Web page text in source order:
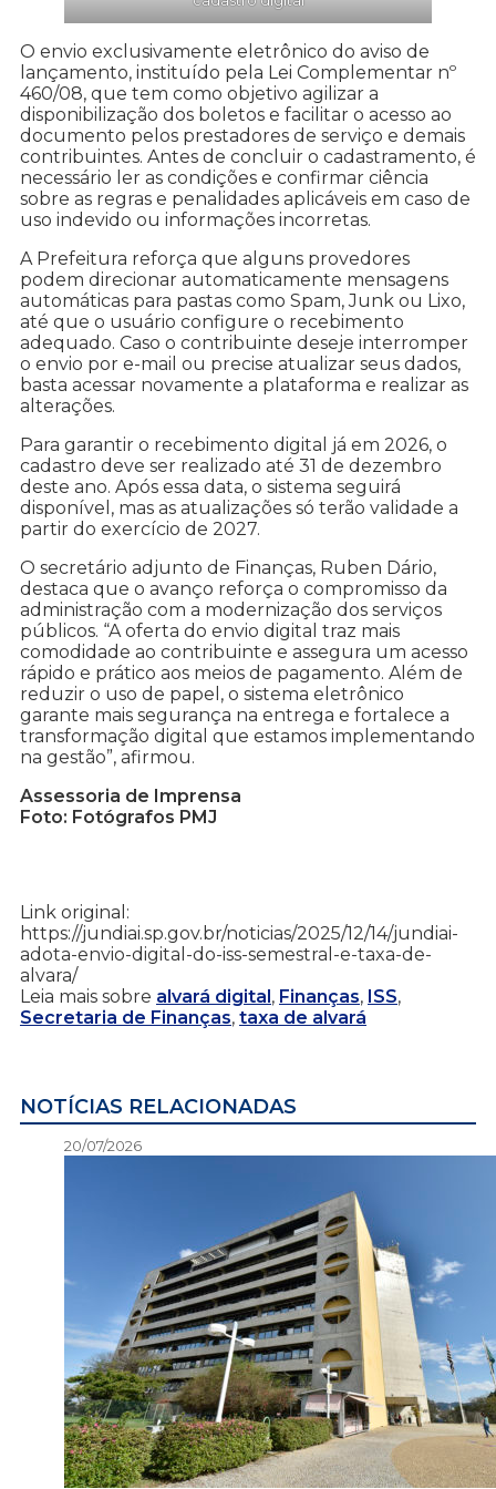
O envio exclusivamente eletrônico do aviso de
lançamento, instituído pela Lei Complementar nº
460/08, que tem como objetivo agilizar a
disponibilização dos boletos e facilitar o acesso ao
documento pelos prestadores de serviço e demais
contribuintes. Antes de concluir o cadastramento, é
necessário ler as condições e confirmar ciência
sobre as regras e penalidades aplicáveis em caso de
uso indevido ou informações incorretas.
A Prefeitura reforça que alguns provedores
podem direcionar automaticamente mensagens
automáticas para pastas como Spam, Junk ou Lixo,
até que o usuário configure o recebimento
adequado. Caso o contribuinte deseje interromper
o envio por e-mail ou precise atualizar seus dados,
basta acessar novamente a plataforma e realizar as
alterações.
Para garantir o recebimento digital já em 2026, o
cadastro deve ser realizado até 31 de dezembro
deste ano. Após essa data, o sistema seguirá
disponível, mas as atualizações só terão validade a
partir do exercício de 2027.
O secretário adjunto de Finanças, Ruben Dário,
destaca que o avanço reforça o compromisso da
administração com a modernização dos serviços
públicos. “A oferta do envio digital traz mais
comodidade ao contribuinte e assegura um acesso
rápido e prático aos meios de pagamento. Além de
reduzir o uso de papel, o sistema eletrônico
garante mais segurança na entrega e fortalece a
transformação digital que estamos implementando
na gestão”, afirmou.
Assessoria de Imprensa
Foto: Fotógrafos PMJ
Link original:
https://jundiai.sp.gov.br/noticias/2025/12/14/jundiai-
adota-envio-digital-do-iss-semestral-e-taxa-de-
alvara/
Leia mais sobre alvará digital , Finanças, ISS,
Secretaria de Finanças, taxa de alvará
NOTÍCIAS RELACIONADAS
20/07/2026